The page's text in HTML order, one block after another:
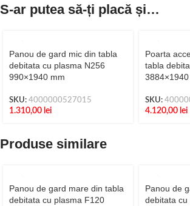
S-ar putea să-ți placă și…
Panou de gard mic din tabla
debitata cu plasma N256
990×1940 mm
SKU: 4000000527015
1.310,00 lei
Poarta
tabla
SKU:
4.120,00 lei
Produse similare
Panou de gard mare din tabla
debitata cu plasma F120
Panou de
debitata cu